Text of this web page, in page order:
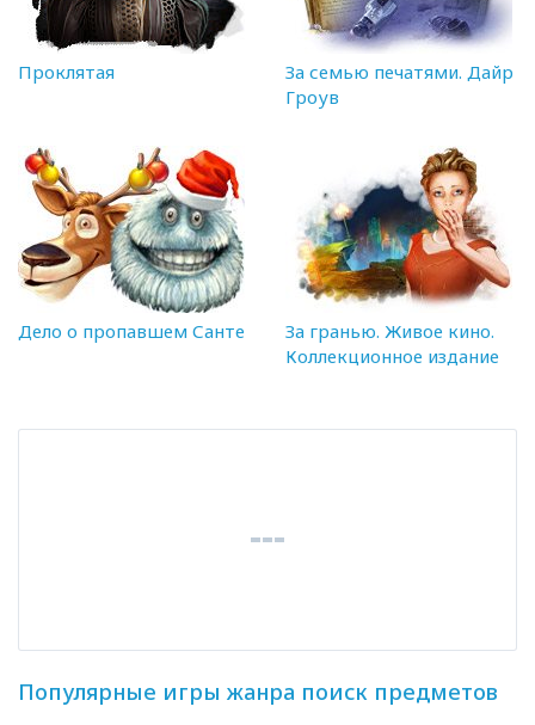
Проклятая
За семью печатями. Дайр
Гроув
Дело о пропавшем Санте
За гранью. Живое кино.
Коллекционное издание
Популярные игры жанра поиск предметов